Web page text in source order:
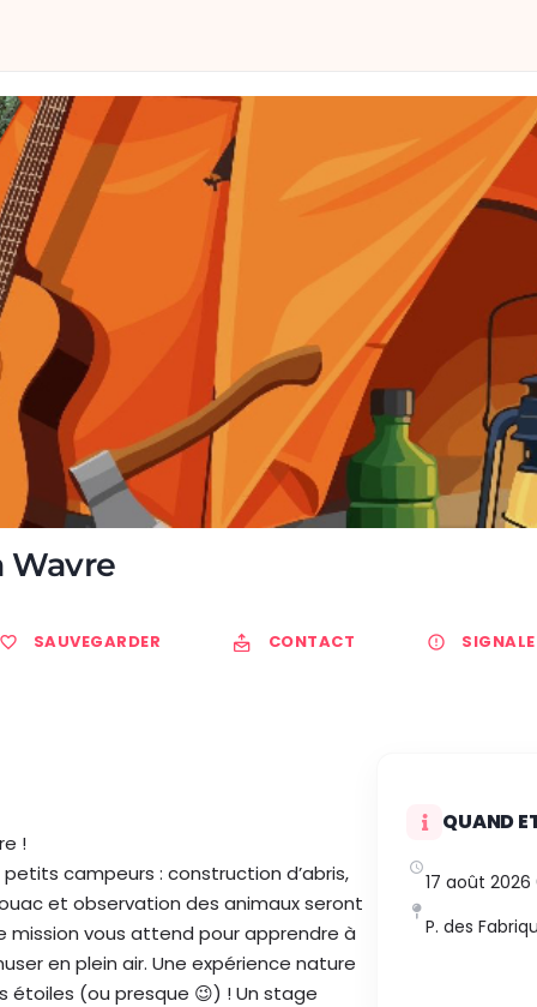
Wavre
SAUVEGARDER CONTACT
!
campeurs : construction d’abris,
et observation des animaux seront
mission vous attend pour apprendre à
en plein air. Une expérience nature
étoiles (ou presque 😉) ! Un stage
QUAND
17 août
P. des